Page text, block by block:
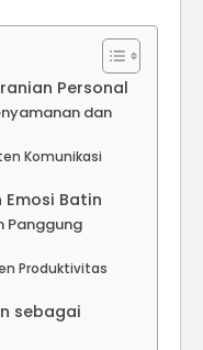
Personal
dan
Komunikasi
Batin
Panggung
Produktivitas
sebagai